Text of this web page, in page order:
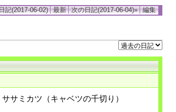
記(2017-06-02) 最新 次の日記(2017-06-04)» 編集
サミカツ（キャベツの千切り）